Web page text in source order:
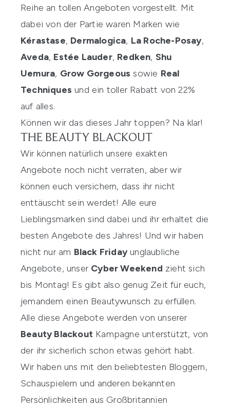
Reihe an tollen Angeboten vorgestellt. Mit
dabei von der Partie waren Marken wie
Kérastase, Dermalogica, La Roche-Posay,
Aveda, Estée Lauder, Redken, Shu
Uemura, Grow Gorgeous sowie Real
Techniques und ein toller Rabatt von 22%
auf alles.
Können wir das dieses Jahr toppen? Na klar!
THE BEAUTY BLACKOUT
Wir können natürlich unsere exakten
Angebote noch nicht verraten, aber wir
können euch versichern, dass ihr nicht
enttäuscht sein werdet! Alle eure
Lieblingsmarken sind dabei und ihr erhaltet die
besten Angebote des Jahres! Und wir haben
nicht nur am Black Friday unglaubliche
Angebote, unser Cyber Weekend zieht sich
bis Montag! Es gibt also genug Zeit für euch,
jemandem einen Beautywunsch zu erfüllen.
Alle diese Angebote werden von unserer
Beauty Blackout Kampagne unterstützt, von
der ihr sicherlich schon etwas gehört habt.
Wir haben uns mit den beliebtesten Bloggern,
Schauspielern und anderen bekannten
Persönlichkeiten aus Großbritannien